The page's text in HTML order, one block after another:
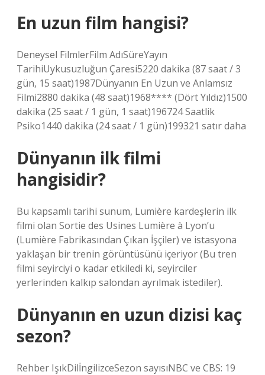
En uzun film hangisi?
Deneysel FilmlerFilm AdıSüreYayın
TarihiUykusuzluğun Çaresi5220 dakika (87 saat / 3
gün, 15 saat)1987Dünyanın En Uzun ve Anlamsız
Filmi2880 dakika (48 saat)1968**** (Dört Yıldız)1500
dakika (25 saat / 1 gün, 1 saat)196724 Saatlik
Psiko1440 dakika (24 saat / 1 gün)199321 satır daha
Dünyanın ilk filmi
hangisidir?
Bu kapsamlı tarihi sunum, Lumière kardeşlerin ilk
filmi olan Sortie des Usines Lumière à Lyon’u
(Lumière Fabrikasından Çıkan İşçiler) ve istasyona
yaklaşan bir trenin görüntüsünü içeriyor (Bu tren
filmi seyirciyi o kadar etkiledi ki, seyirciler
yerlerinden kalkıp salondan ayrılmak istediler).
Dünyanın en uzun dizisi kaç
sezon?
Rehber IşıkDilİngilizceSezon sayısıNBC ve CBS: 19